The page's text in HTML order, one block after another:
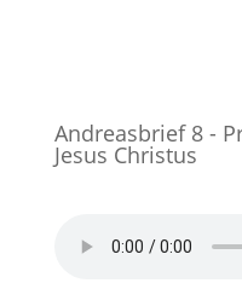
Andreasbrief 8 -
Jesus Christus